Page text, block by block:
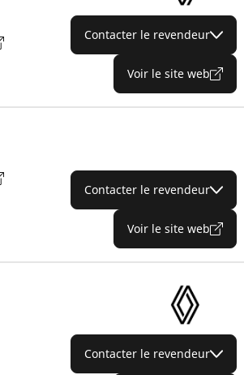
Contacter le revendeur
Voir le site web
Contacter le revendeur
Voir le site web
Contacter le revendeur